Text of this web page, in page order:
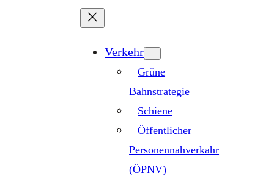
Verkehr
Grüne
Bahnstrategie
Schiene
Öffentlicher
Personennahverkahr
(ÖPNV)